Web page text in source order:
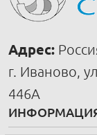
Адрес:
г. Иваново,
446А